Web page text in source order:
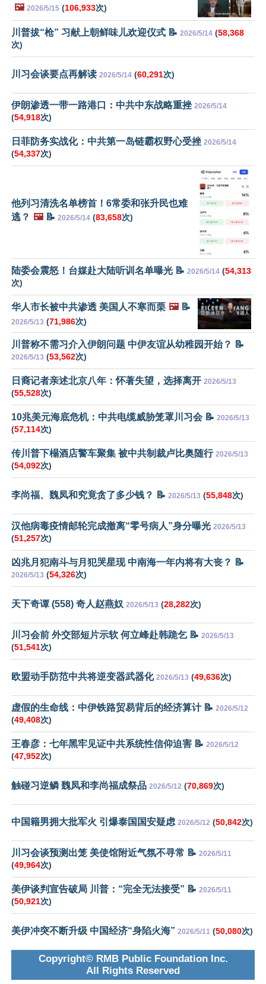
🖼️ 2026/5/15 (106,933次)
川普拔“枪” 习献上朝鲜味儿欢迎仪式 📝 2026/5/14 (58,368
次)
川习会谈要点再解读 2026/5/14 (60,291次)
伊朗渗透一带一路港口：中共中东战略重挫 2026/5/14
(54,918次)
日菲防务实战化：中共第一岛链霸权野心受挫 2026/5/14
(54,337次)
他列习清洗名单榜首！6常委和张升民也难
逃？ 🖼️📝 2026/5/14 (83,658次)
陆委会震怒！台媒赴大陆听训名单曝光 📝 2026/5/14 (54,313
次)
华人市长被中共渗透 美国人不寒而栗 🖼️📝
2026/5/13 (71,986次)
川普称不需习介入伊朗问题 中伊友谊从幼稚园开始？ 📝
2026/5/13 (53,562次)
日裔记者亲述北京八年：怀著失望，选择离开 2026/5/13
(55,528次)
10兆美元海底危机：中共电缆威胁笼罩川习会 📝 2026/5/13
(57,114次)
传川普下榻酒店警车聚集 被中共制裁卢比奥随行 2026/5/13
(54,092次)
李尚福、魏凤和究竟贪了多少钱？ 📝 2026/5/13 (55,848次)
汉他病毒疫情邮轮完成撤离“零号病人”身分曝光 2026/5/13
(51,257次)
凶兆月犯南斗与月犯哭星现 中南海一年内将有大丧？ 📝
2026/5/13 (54,326次)
天下奇谭 (558) 奇人赵燕奴 2026/5/13 (28,282次)
川习会前 外交部短片示软 何立峰赴韩跪乞 📝 2026/5/13
(51,541次)
欧盟动手防范中共将逆变器武器化 2026/5/13 (49,636次)
虚假的生命线：中伊铁路贸易背后的经济算计 📝 2026/5/12
(49,408次)
王春彦：七年黑牢见证中共系统性信仰迫害 📝 2026/5/12
(47,952次)
触碰习逆鳞 魏凤和李尚福成祭品 2026/5/12 (70,869次)
中国籍男拥大批军火 引爆泰国国安疑虑 2026/5/12 (50,842次)
川习会谈预测出笼 美使馆附近气氛不寻常 📝 2026/5/11
(49,964次)
美伊谈判宣告破局 川普：“完全无法接受” 📝 2026/5/11
(50,921次)
美伊冲突不断升级 中国经济“身陷火海” 2026/5/11 (50,080次)
Copyright© RMB Public Foundation Inc.
All Rights Reserved